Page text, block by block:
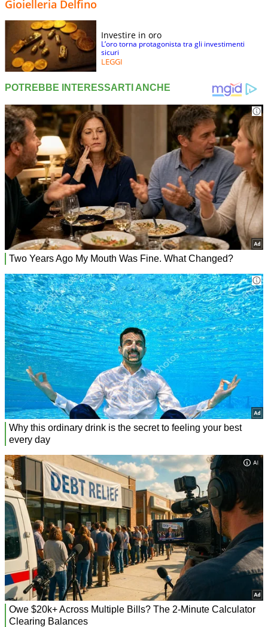
Gioielleria Delfino
Investire in oro
L’oro torna protagonista tra gli investimenti
sicuri
LEGGI